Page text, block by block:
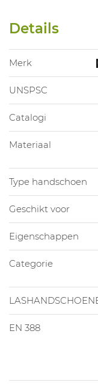
Details
Merk
UNSPSC
Catalogi
Materiaal
Type handschoen
Geschikt voor
Eigenschappen
Categorie
EN 388